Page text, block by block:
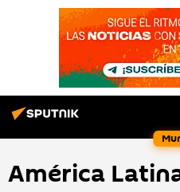
América